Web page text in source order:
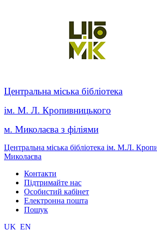
Центральна міська бібліотека
ім. М. Л. Кропивницького
м. Миколаєва з філіями
Центральна міська бібліотека ім. М.Л.
Миколаєва
Контакти
Підтримайте нас
Особистий кабінет
Електронна пошта
Пошук
UK EN